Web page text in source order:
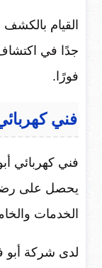
القيام
جدًا في
فورًا.
فني
فني كهربائي
يحصل على رضا
الخدمات
لدى شركة أبو